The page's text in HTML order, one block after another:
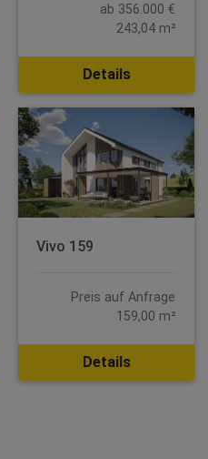
ab 356.000 €
243,04 m²
Details
Vivo 159
Preis auf Anfrage
159,00 m²
Details